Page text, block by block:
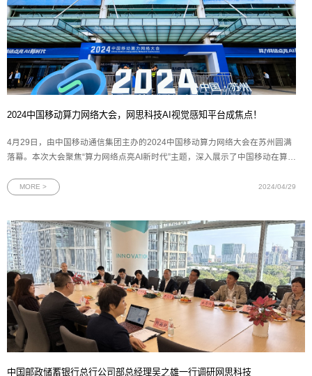
2024中国移动算力网络大会，网思科技AI视觉感知平台成焦点！
4月29日，由中国移动通信集团主办的2024中国移动算力网络大会在苏州圆满
落幕。本次大会聚焦“算力网络点亮AI新时代”主题，深入展示了中国移动在算力
其最新研发的AlphaMind® AI视觉感知平台和一系列AI智慧解决方案精彩亮
MORE > 2024/04/29
中国邮政储蓄银行总行公司部总经理吴之雄一行调研网思科技